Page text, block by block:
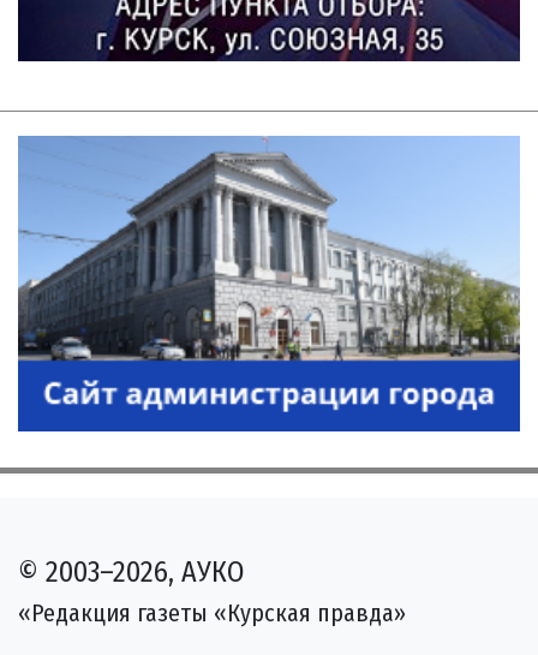
© 2003–2026, АУКО
«Редакция газеты «Курская правда»